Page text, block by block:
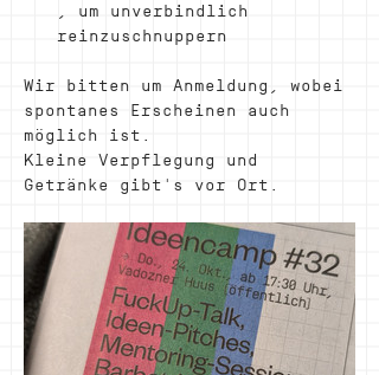
, um unverbindlich
reinzuschnuppern
Wir bitten um Anmeldung, wobei
spontanes Erscheinen auch
möglich ist.
Kleine Verpflegung und
Getränke gibt's vor Ort.